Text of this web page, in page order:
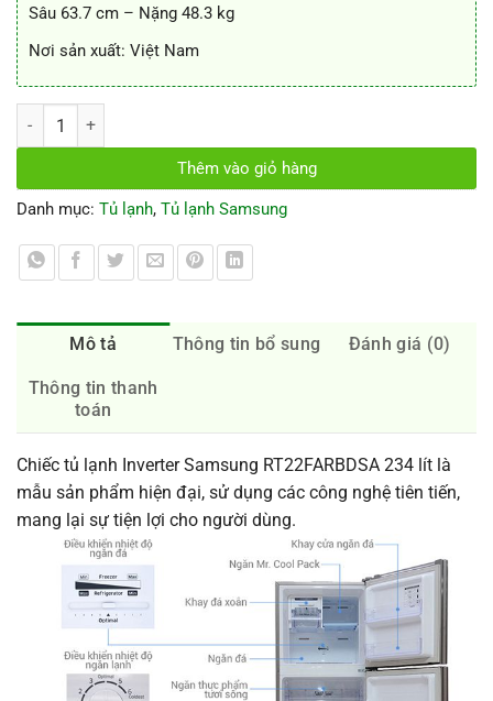
Sâu 63.7 cm – Nặng 48.3 kg
Nơi sản xuất: Việt Nam
Tủ lạnh Inverter Samsung RT22FARBDSA 234 lít số lượng
Thêm vào giỏ hàng
Danh mục: Tủ lạnh, Tủ lạnh Samsung
Mô tả Thông tin bổ sung Đánh giá (0)
Thông tin thanh
toán
Chiếc tủ lạnh Inverter Samsung RT22FARBDSA 234 lít là
mẫu sản phẩm hiện đại, sử dụng các công nghệ tiên tiến,
mang lại sự tiện lợi cho người dùng.